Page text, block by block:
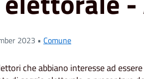
2023 • Comune
che abbiano interesse ad